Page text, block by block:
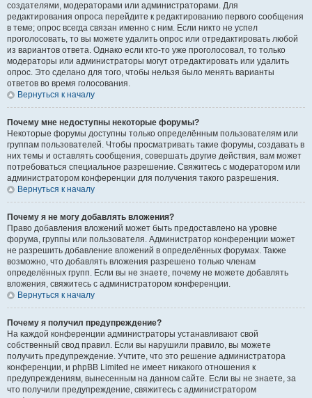
создателями, модераторами или администраторами. Для
редактирования опроса перейдите к редактированию первого сообщения
в теме; опрос всегда связан именно с ним. Если никто не успел
проголосовать, то вы можете удалить опрос или отредактировать любой
из вариантов ответа. Однако если кто-то уже проголосовал, то только
модераторы или администраторы могут отредактировать или удалить
опрос. Это сделано для того, чтобы нельзя было менять варианты
ответов во время голосования.
Вернуться к началу
Почему мне недоступны некоторые форумы?
Некоторые форумы доступны только определённым пользователям или
группам пользователей. Чтобы просматривать такие форумы, создавать в
них темы и оставлять сообщения, совершать другие действия, вам может
потребоваться специальное разрешение. Свяжитесь с модератором или
администратором конференции для получения такого разрешения.
Вернуться к началу
Почему я не могу добавлять вложения?
Право добавления вложений может быть предоставлено на уровне
форума, группы или пользователя. Администратор конференции может
не разрешить добавление вложений в определённых форумах. Также
возможно, что добавлять вложения разрешено только членам
определённых групп. Если вы не знаете, почему не можете добавлять
вложения, свяжитесь с администратором конференции.
Вернуться к началу
Почему я получил предупреждение?
На каждой конференции администраторы устанавливают свой
собственный свод правил. Если вы нарушили правило, вы можете
получить предупреждение. Учтите, что это решение администратора
конференции, и phpBB Limited не имеет никакого отношения к
предупреждениям, вынесенным на данном сайте. Если вы не знаете, за
что получили предупреждение, свяжитесь с администратором